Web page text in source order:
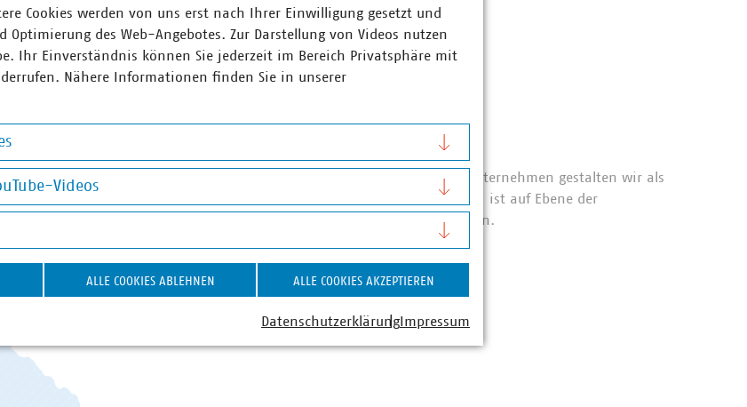
VKU in den Ländern
Gemeinsam mit und für unsere 1.592 Mitgliedsunternehmen gestalten wir als
VKU die Zukunft der Kommunalwirtschaft. Der VKU ist auf Ebene der
Bundesländer mit Landesgeschäftsstellen vertreten.
STANDORT WÄHLEN
Cookies werden von uns erst nach Ihrer Einwilligung gesetzt und
Optimierung des Web-Angebotes. Zur Darstellung von Videos nutzen
Ihr Einverständnis können Sie jederzeit im Bereich Privatsphäre mit
Nähere Informationen finden Sie in unserer
Videos
Videos
ALLE COOKIES ABLEHNEN ALLE COOKIES AKZEPTIEREN
Datenschutzerklärung Impressum